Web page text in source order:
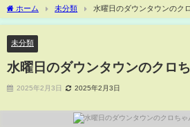
ホーム 未分類 水曜日のダウンタウンのク
未分類
水曜日のダウンタウンのクロ
2025年2月3日 2025年2月3日